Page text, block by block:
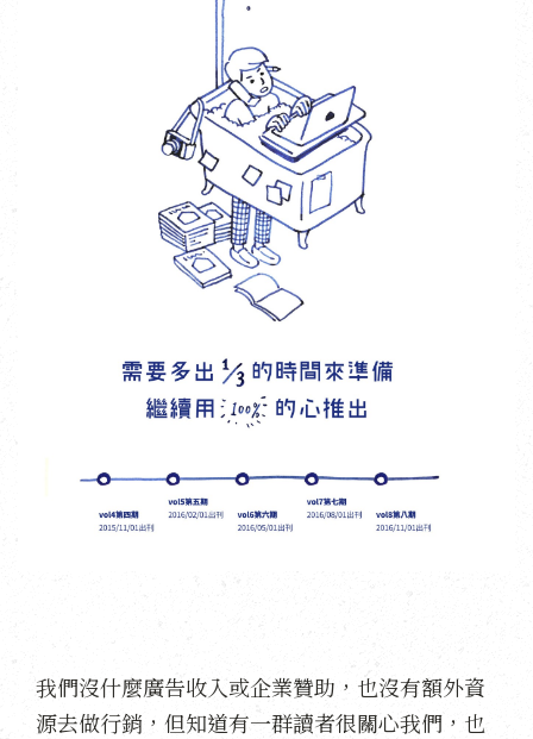
我們沒什麼廣告收入或企業贊助，也沒有額外資
源去做行銷，但知道有一群讀者很關心我們，也